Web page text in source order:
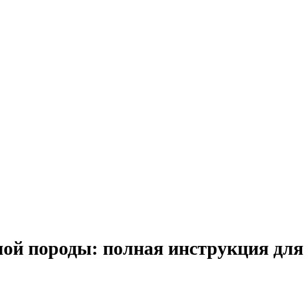
породы: полная инструкция для